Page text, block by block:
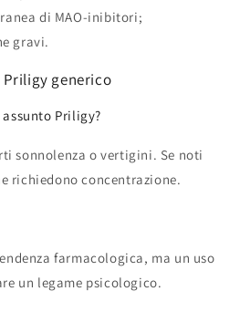
di MAO-inibitori;
gravi.
generico
Priligy?
sonnolenza o vertigini. Se noti
richiedono concentrazione.
farmacologica, ma un uso
un legame psicologico.